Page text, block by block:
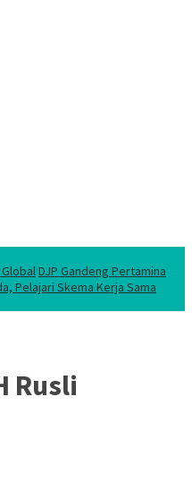
DJP Gandeng Pertamina
Pelajari Skema Kerja Sama
Rusli